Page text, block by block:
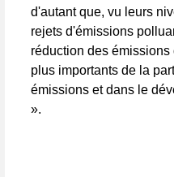
d'autant que, vu leurs
rejets d'émissions
réduction des
plus importants de la
émissions et dans le
».